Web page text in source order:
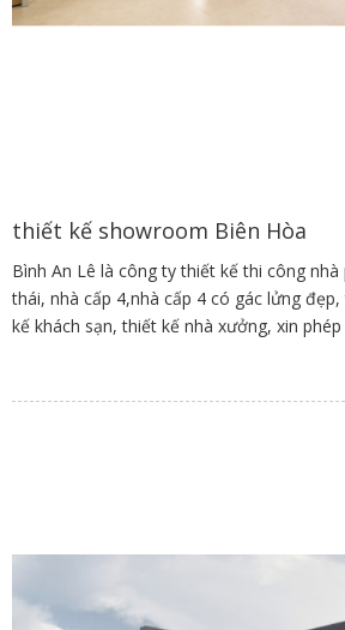
thiết kế showroom Biên Hòa
Bình An Lê là công ty thiết kế thi công
thái, nhà cấp 4,nhà cấp 4 có gác lửng
kế khách sạn, thiết kế nhà xưởng, xin
trên địa bàn các tỉnh Đồng Nai, Bình